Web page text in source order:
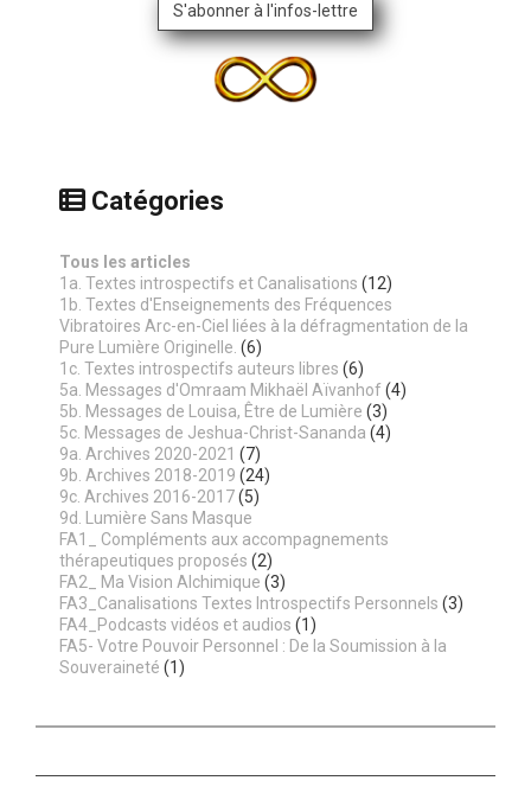
S'abonner à l'infos-lettre
Catégories
Tous les articles
1a. Textes introspectifs et Canalisations (12)
1b. Textes d'Enseignements des Fréquences
Vibratoires Arc-en-Ciel liées à la défragmentation de la
Pure Lumière Originelle. (6)
1c. Textes introspectifs auteurs libres (6)
5a. Messages d'Omraam Mikhaël Aïvanhof (4)
5b. Messages de Louisa, Être de Lumière (3)
5c. Messages de Jeshua-Christ-Sananda (4)
9a. Archives 2020-2021 (7)
9b. Archives 2018-2019 (24)
9c. Archives 2016-2017(5)
9d. Lumière Sans Masque
FA1_ Compléments aux accompagnements
thérapeutiques proposés (2)
FA2_ Ma Vision Alchimique (3)
FA3_Canalisations Textes Introspectifs Personnels (3)
FA4_Podcasts vidéos et audios (1)
FA5- Votre Pouvoir Personnel : De la Soumission à la
Souveraineté (1)